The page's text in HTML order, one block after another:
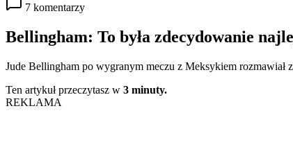
7 komentarzy
Bellingham: To była zdecydowanie
Jude Bellingham po wygranym meczu z Meksykiem rozmawiał
Ten artykuł przeczytasz w 3 minuty.
REKLAMA